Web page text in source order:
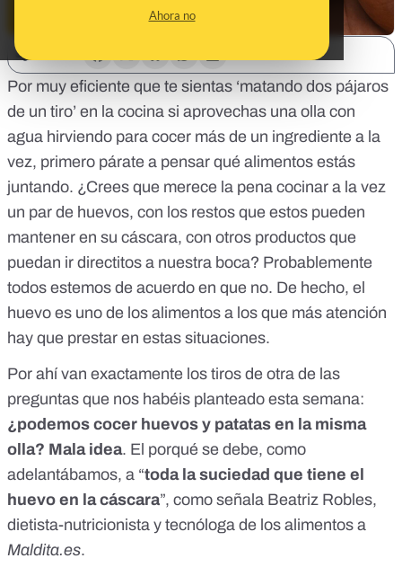
Ahora no
Por muy eficiente que te sientas ‘matando dos pájaros
de un tiro’ en la cocina si aprovechas una olla con
agua hirviendo para cocer más de un ingrediente a la
vez, primero párate a pensar qué alimentos estás
juntando. ¿Crees que merece la pena cocinar a la vez
un par de huevos, con los restos que estos pueden
mantener en su cáscara, con otros productos que
puedan ir directitos a nuestra boca? Probablemente
todos estemos de acuerdo en que no. De hecho, el
huevo es uno de los alimentos a los que más atención
hay que prestar en estas situaciones.
Por ahí van exactamente los tiros de otra de las
preguntas que nos habéis planteado esta semana:
¿podemos cocer huevos y patatas en la misma
olla? Mala idea. El porqué se debe, como
adelantábamos, a “toda la suciedad que tiene el
huevo en la cáscara”, como señala Beatriz Robles,
dietista-nutricionista y tecnóloga de los alimentos a
Maldita.es.